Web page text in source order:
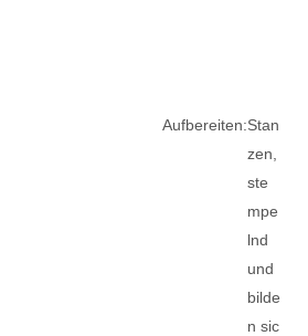
Aufbereiten:Stan
zen,
ste
mpe
lnd
und
bilde
n sic